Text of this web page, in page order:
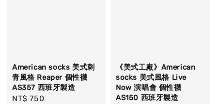
American socks 美式刺
青風格 Reaper 個性襪
AS357 西班牙製造
Regular
NT$ 750
《美式工廠》American
socks 美式風格 Live
Now 演唱會 個性襪
AS150 西班牙製造